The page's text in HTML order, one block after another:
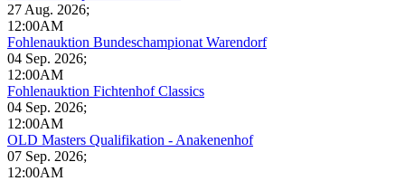
27 Aug. 2026;
12:00AM
Fohlenauktion Bundeschampionat Warendorf
04 Sep. 2026;
12:00AM
Fohlenauktion Fichtenhof Classics
04 Sep. 2026;
12:00AM
OLD Masters Qualifikation - Anakenenhof
07 Sep. 2026;
12:00AM